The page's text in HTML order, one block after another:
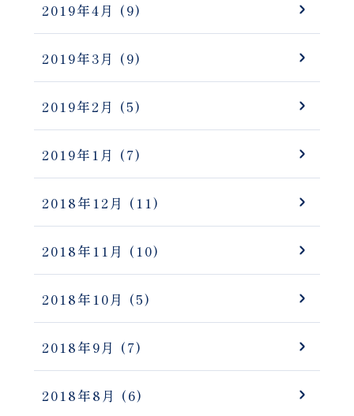
2019年4月 (9)
2019年3月 (9)
2019年2月 (5)
2019年1月 (7)
2018年12月 (11)
2018年11月 (10)
2018年10月 (5)
2018年9月 (7)
2018年8月 (6)